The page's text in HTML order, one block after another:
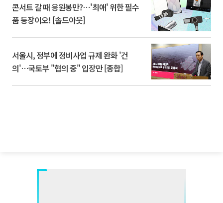
콘서트 갈 때 응원봉만?⋯'최애' 위한 필수
품 등장이오! [솔드아웃]
서울시, 정부에 정비사업 규제 완화 '건
의'⋯국토부 "협의 중" 입장만 [종합]